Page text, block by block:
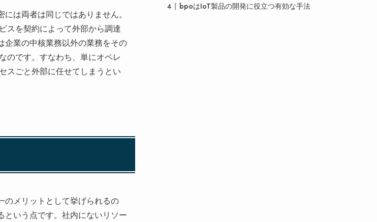
は両者は同じではありません。
スを契約によって外部から調達
業の中核業務以外の業務をその
のです。すなわち、単にオペレ
スごと外部に任せてしまうとい
のメリットとして挙げられるの
いう点です。社内にないリソー
bpoはIoT製品の開発に役立つ有効な手法